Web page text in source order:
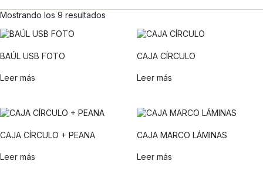
Mostrando los 9 resultados
BAÚL USB FOTO
Leer más
CAJA CÍRCULO
Leer más
CAJA CÍRCULO + PEANA
Leer más
CAJA MARCO LÁMINAS
Leer más